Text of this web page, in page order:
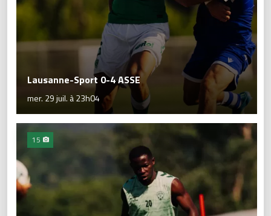
Lausanne-Sport 0-4 ASSE
mer. 29 juil. à 23h04
15